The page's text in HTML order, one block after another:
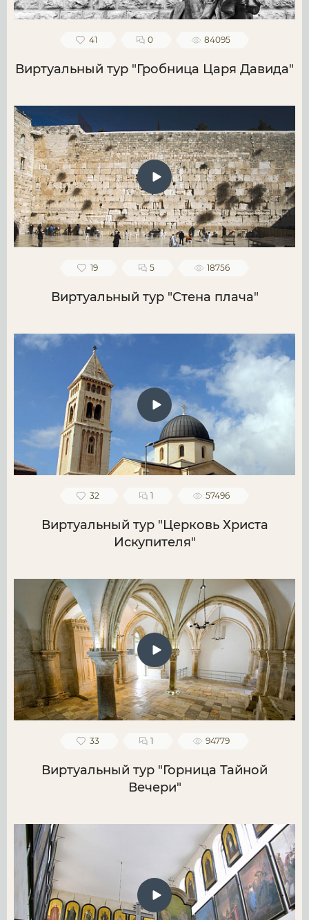
41 0 84095
Виртуальный тур "Гробница Царя Давида"
19 5 18756
Виртуальный тур "Стена плача"
32 1 57496
Виртуальный тур "Церковь Христа
Искупителя"
33 1 94779
Виртуальный тур "Горница Тайной
Вечери"